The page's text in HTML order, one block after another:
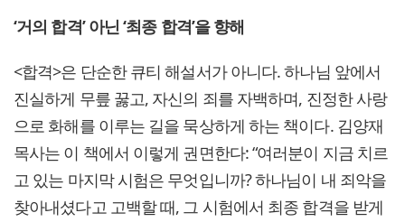
‘거의 합격’ 아닌 ‘최종 합격’을 향해
<합격>은 단순한 큐티 해설서가 아니다. 하나님 앞에서
진실하게 무릎 꿇고, 자신의 죄를 자백하며, 진정한 사랑
으로 화해를 이루는 길을 묵상하게 하는 책이다. 김양재
목사는 이 책에서 이렇게 권면한다: “여러분이 지금 치르
고 있는 마지막 시험은 무엇입니까? 하나님이 내 죄악을
찾아내셨다고 고백할 때, 그 시험에서 최종 합격을 받게